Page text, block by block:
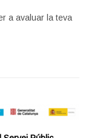
a avaluar la teva